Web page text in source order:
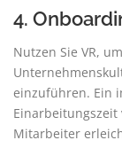
4.
Nutzen Sie VR,
einzuführen. Ein
Mitarbeiter